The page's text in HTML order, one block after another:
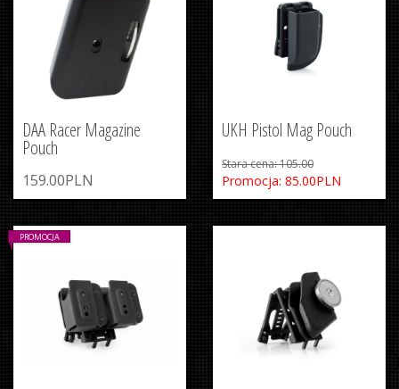
DAA Racer Magazine
Pouch
159.00PLN
UKH Pistol Mag Pouch
Stara cena: 105.00
Promocja: 85.00PLN
PROMOCJA